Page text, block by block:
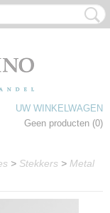
UW WINKELWAGEN
Geen producten (0)
> Stekkers > Metal